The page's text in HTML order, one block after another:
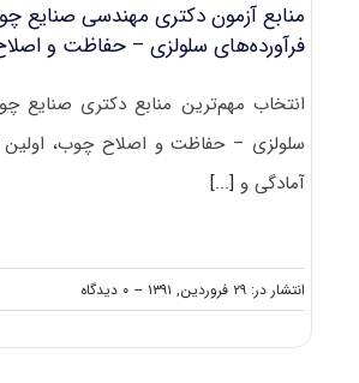
فرآورده‌های
سلولزی
اصلاح
چوب
منابع آزمون دکتری مهندسی صنایع
فرآورده‌های سلولزی – حفاظت و
انتخاب مهم‌ترین منابع دکتری صنایع
سلولزی – حفاظت و اصلاح چوب،
آمادگی و [...]
انتشار در: ۲۹ فروردین, ۱۳۹۱ -- ۰ دیدگاه
on
منابع